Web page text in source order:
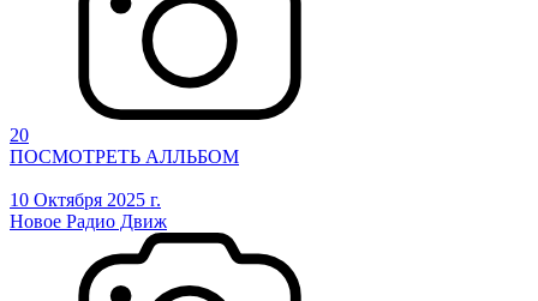
20
ПОСМОТРЕТЬ АЛЛЬБОМ
10 Октября 2025 г.
Новое Радио Движ